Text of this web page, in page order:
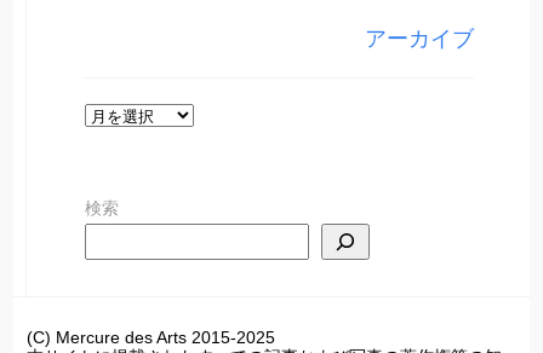
アーカイブ
ア
イ
検索
(C) Mercure des Arts 2015-2025